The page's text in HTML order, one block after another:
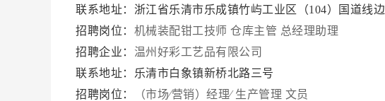
联系地址：浙江省乐清市乐成镇竹屿工业区（104）国道线边
招聘岗位： 机械装配钳工技师 仓库主管 总经理助理
招聘企业： 温州好彩工艺品有限公司
联系地址：乐清市白象镇新桥北路三号
招聘岗位：
（市场∕营销）经理∕ 生产管理 文员